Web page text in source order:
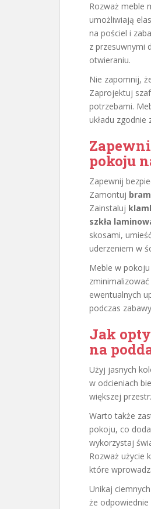
Rozważ meble
umożliwiają
na pościel i
z przesuwnymi
otwieraniu.
Nie zapomnij,
Zaprojektuj
potrzebami.
układu
pokoju
Zapewnij
Zamontuj
Zainstaluj
szkła
skosami,
uderzeniem w
Meble w
ewentualnych
podczas
Jak
na
Użyj jasnych
w odcieniach
większej
Warto także
pokoju, co
wykorzystaj
Rozważ użycie
które
Unikaj
że